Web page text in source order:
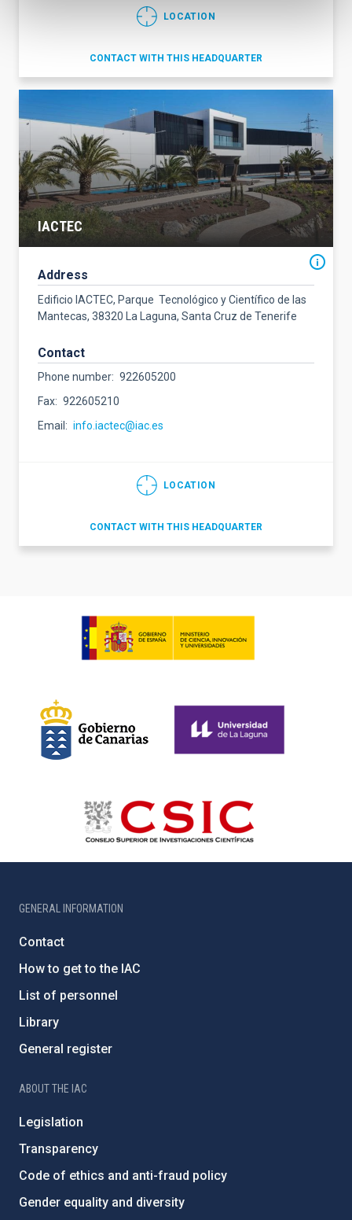
LOCATION
CONTACT WITH THIS HEADQUARTER
IACTEC
Address
Edificio IACTEC, Parque Tecnológico y Científico de las
Mantecas, 38320 La Laguna, Santa Cruz de Tenerife
Contact
Phone number
922605200
Fax
922605210
Email
info.iactec@iac.es
LOCATION
CONTACT WITH THIS HEADQUARTER
GENERAL INFORMATION
Contact
How to get to the IAC
List of personnel
Library
General register
ABOUT THE IAC
Legislation
Transparency
Code of ethics and anti-fraud policy
Gender equality and diversity